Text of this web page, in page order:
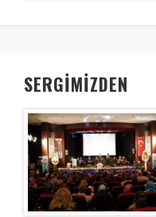
SERGİMİZDEN